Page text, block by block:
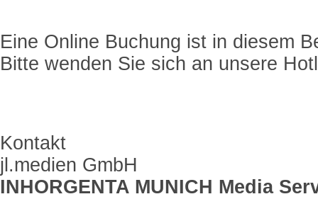
Eine Online Buchung ist in diesem
Bitte wenden Sie sich an unsere
Kontakt
jl.medien GmbH
INHORGENTA MUNICH Media